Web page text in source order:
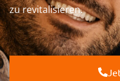
zu revitalisieren.